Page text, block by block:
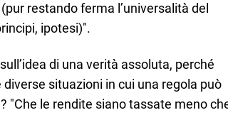
restando ferma l’universalità del
ipotesi)".
di una verità assoluta, perché
diverse situazioni in cui una regola può
"Che le rendite siano tassate meno